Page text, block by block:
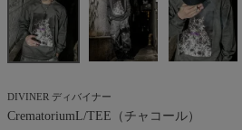
DIVINER ディバイナー
CrematoriumL/TEE（チャコール）